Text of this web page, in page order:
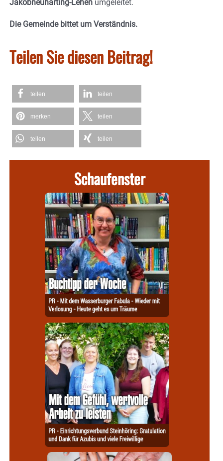
Jakobneuharting-Lehen umgeleitet.
Die Gemeinde bittet um Verständnis.
Teilen Sie diesen Beitrag!
teilen teilen
merken teilen
teilen teilen
Schaufenster